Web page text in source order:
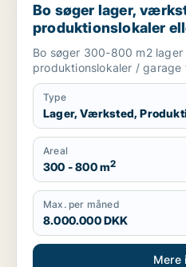
Bo søger lager,
produktionslokaler
Nordsjælland
Bo søger 300-800 m2
produktionslokaler / garage
Type
Lager, Værksted,
Areal
300 - 800 m2
Max. per måned
8.000.000 DKK
Mere